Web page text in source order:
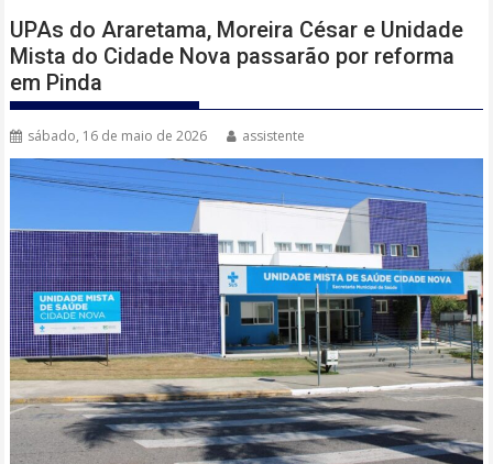
UPAs do Araretama, Moreira César e Unidade
Mista do Cidade Nova passarão por reforma
em Pinda
sábado, 16 de maio de 2026 assistente